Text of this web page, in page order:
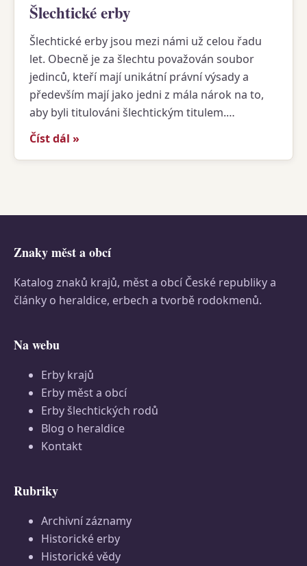
Šlechtické erby
Šlechtické erby jsou mezi námi už celou řadu
let. Obecně je za šlechtu považován soubor
jedinců, kteří mají unikátní právní výsady a
především mají jako jedni z mála nárok na to,
aby byli titulováni šlechtickým titulem.…
Číst dál »
Znaky měst a obcí
Katalog znaků krajů, měst a obcí České republiky a
články o heraldice, erbech a tvorbě rodokmenů.
Na webu
Erby krajů
Erby měst a obcí
Erby šlechtických rodů
Blog o heraldice
Kontakt
Rubriky
Archivní záznamy
Historické erby
Historické vědy